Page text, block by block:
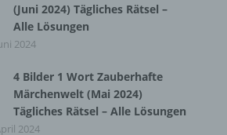
(Juni 2024) Tägliches Rätsel –
Alle Lösungen
2024
4 Bilder 1 Wort Zauberhafte
Märchenwelt (Mai 2024)
Tägliches Rätsel – Alle Lösungen
2024